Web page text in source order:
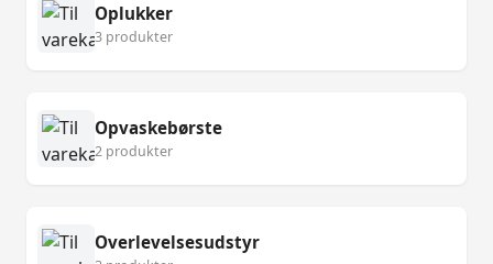
Oplukker
3 produkter
Opvaskebørste
2 produkter
Overlevelsesudstyr